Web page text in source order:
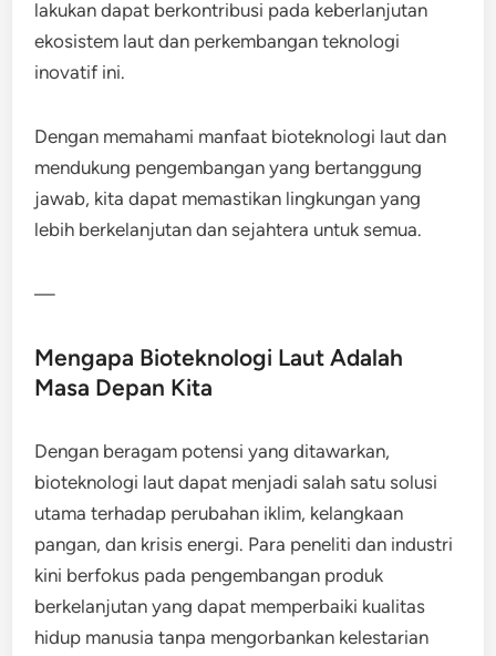
lakukan dapat berkontribusi pada keberlanjutan
ekosistem laut dan perkembangan teknologi
inovatif ini.
Dengan memahami manfaat bioteknologi laut dan
mendukung pengembangan yang bertanggung
jawab, kita dapat memastikan lingkungan yang
lebih berkelanjutan dan sejahtera untuk semua.
—
Mengapa Bioteknologi Laut Adalah
Masa Depan Kita
Dengan beragam potensi yang ditawarkan,
bioteknologi laut dapat menjadi salah satu solusi
utama terhadap perubahan iklim, kelangkaan
pangan, dan krisis energi. Para peneliti dan industri
kini berfokus pada pengembangan produk
berkelanjutan yang dapat memperbaiki kualitas
hidup manusia tanpa mengorbankan kelestarian